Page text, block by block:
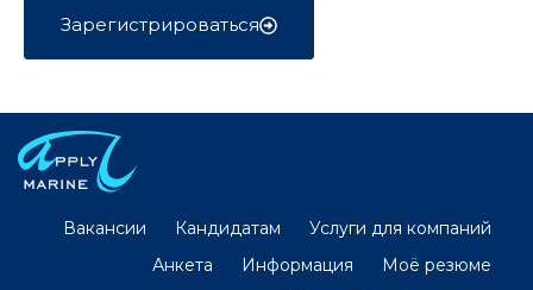
Зарегистрироваться
Вакансии Кандидатам
Услуги для компаний
Анкета
Информация
Моё резюме